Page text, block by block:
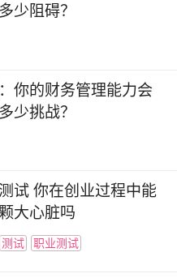
少阻碍？
你的财务管理能力会
少挑战？
试 你在创业过程中能
大心脏吗
测试 职业测试